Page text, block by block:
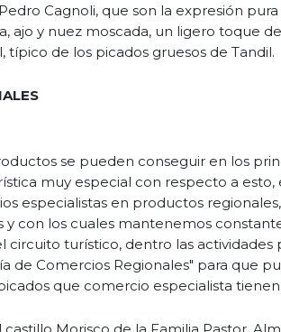
Cagnoli, que son la expresión
ajo y nuez moscada, un ligero toque
típico de los picados gruesos de Tandil.
se pueden conseguir en los
muy especial con respecto a
especialistas en productos
y con los cuales mantenemos
circuito turístico, dentro las actividades
de Comercios Regionales" para que
que comercio especialista